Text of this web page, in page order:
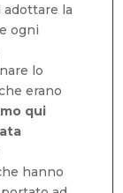
la
ogni
lo
erano
qui
hanno